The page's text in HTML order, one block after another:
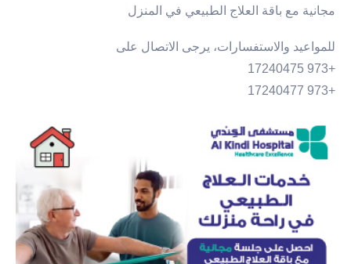
مجانية مع باقة العلاج الطبيعي في المنزل
للمواعيد والاستفسارات، يرجى الاتصال على
+973 17240475
+973 17240477